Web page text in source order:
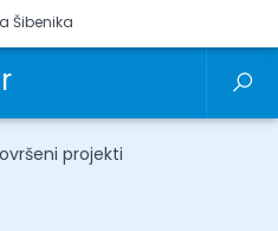
Šibenika
projekti